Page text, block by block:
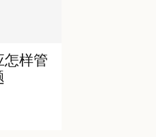
怎样管